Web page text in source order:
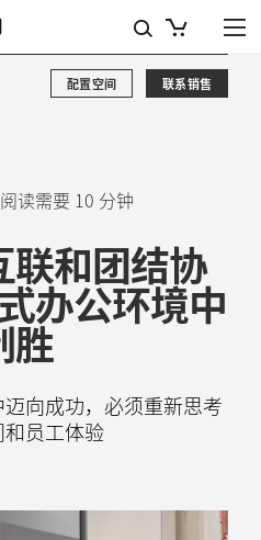
联系销售
配置空间
阅读需要 10 分钟
联和团结协
办公环境中
胜
向成功，必须重新思考
员工体验